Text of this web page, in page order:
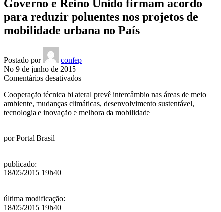
Governo e Reino Unido firmam acordo
para reduzir poluentes nos projetos de
mobilidade urbana no País
Postado por
confep
No 9 de junho de 2015
Comentários desativadosem
e
Reino
Unido
Cooperação técnica bilateral prevê intercâmbio nas áreas de meio
ambiente, mudanças climáticas, desenvolvimento sustentável,
tecnologia e inovação e melhora da mobilidade
porPortal Brasil
publicado:
18/05/2015 19h40
última modificação:
18/05/2015 19h40